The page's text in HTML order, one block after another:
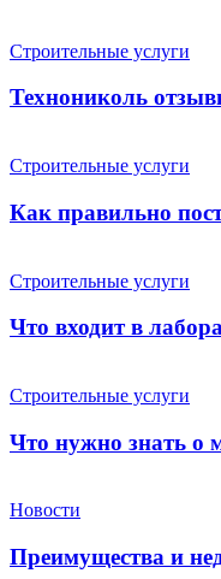
Строительные услуги
Технониколь
Строительные услуги
Как правильно
Строительные услуги
Что входит в
Строительные услуги
Что нужно знать о
Новости
Преимущества и